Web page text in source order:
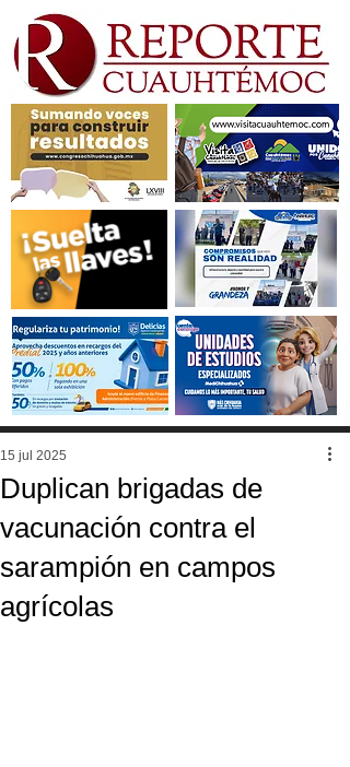
Duplican brigadas de
vacunación contra el
sarampión en campos
agrícolas
15 jul 2025